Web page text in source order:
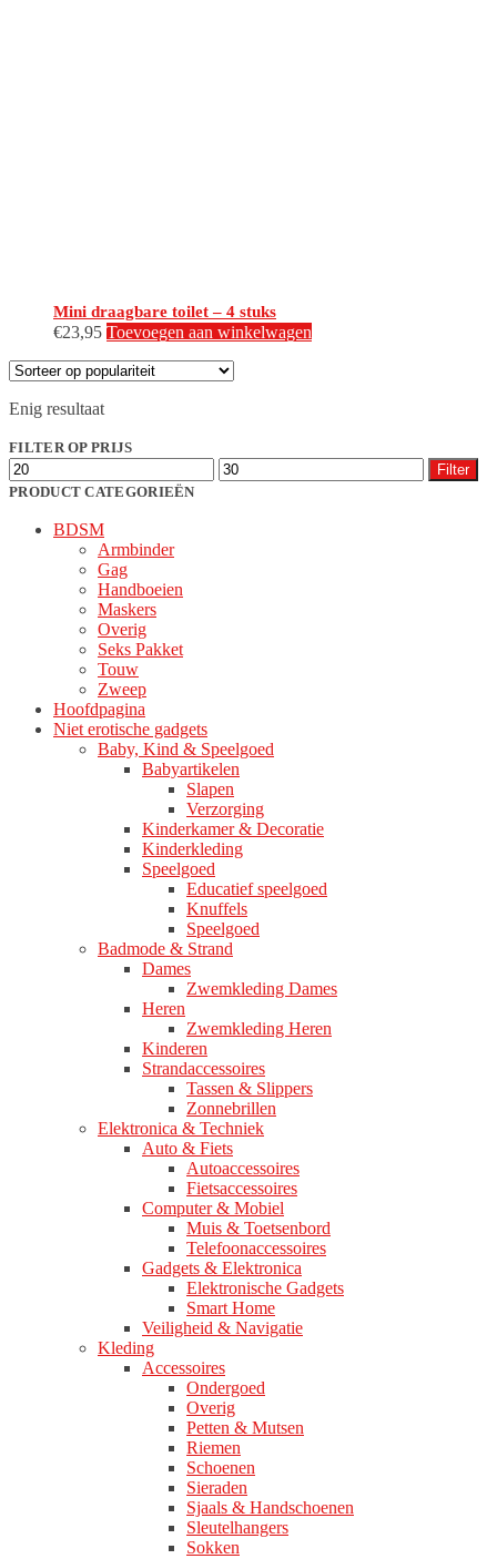
Mini draagbare toilet – 4 stuks
€23,95 Toevoegen aan winkelwagen
Enig resultaat
FILTER OP PRIJS
Min.
prijs
Max.
prijs
Filter
PRODUCT CATEGORIEËN
BDSM
Armbinder
Gag
Handboeien
Maskers
Overig
Seks Pakket
Touw
Zweep
Hoofdpagina
Niet erotische gadgets
Baby, Kind & Speelgoed
Babyartikelen
Slapen
Verzorging
Kinderkamer & Decoratie
Kinderkleding
Speelgoed
Educatief speelgoed
Knuffels
Speelgoed
Badmode & Strand
Dames
Zwemkleding Dames
Heren
Zwemkleding Heren
Kinderen
Strandaccessoires
Tassen & Slippers
Zonnebrillen
Elektronica & Techniek
Auto & Fiets
Autoaccessoires
Fietsaccessoires
Computer & Mobiel
Muis & Toetsenbord
Telefoonaccessoires
Gadgets & Elektronica
Elektronische Gadgets
Smart Home
Veiligheid & Navigatie
Kleding
Accessoires
Ondergoed
Overig
Petten & Mutsen
Riemen
Schoenen
Sieraden
Sjaals & Handschoenen
Sleutelhangers
Sokken